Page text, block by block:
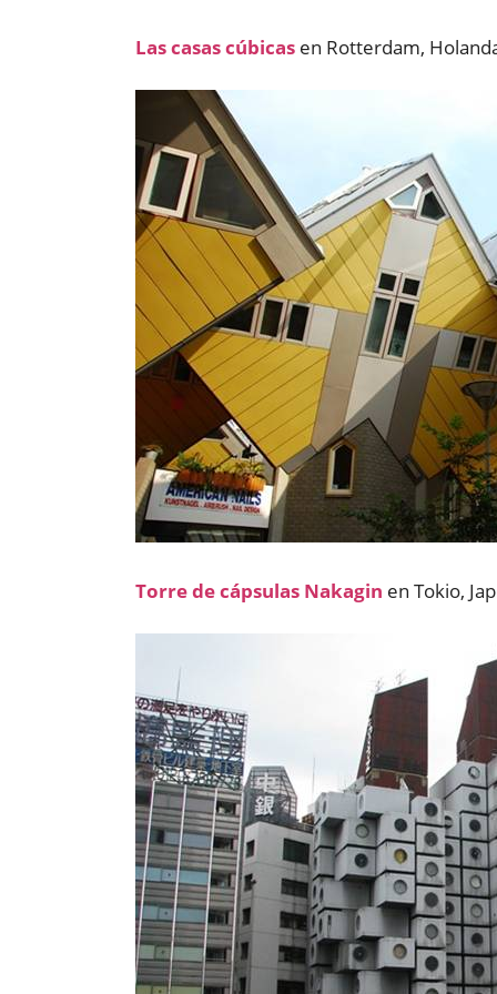
Las casas cúbicas en Rotterdam,
Torre de cápsulas Nakagin en Tokio,